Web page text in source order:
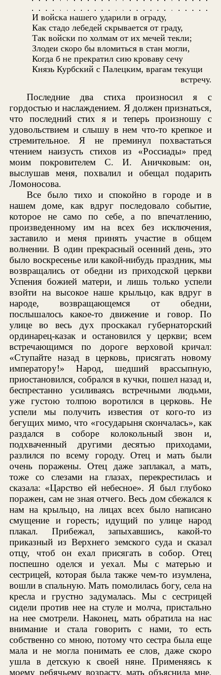
И войска нашего ударили в ограду,
Как стадо лебедей скрывается от граду,
Так войски по холмам от их мечей текли;
Злодеи скоро бы вломиться в стан могли,
Когда б не прекратил сию кроваву сечу
Князь Курбский с Палецким, врагам текущи
встречу.
Последние два стиха произносил я с
гордостью и наслаждением. Я должен признаться,
что последний стих я и теперь произношу с
удовольствием и слышу в нем что-то крепкое и
стремительное. Я не преминул похвастаться
чтением наизусть стихов из «Россиады» пред
моим покровителем С. И. Аничковым: он,
выслушав меня, похвалил и обещал подарить
Ломоносова.
Все было тихо и спокойно в городе и в
нашем доме, как вдруг последовало событие,
которое не само по себе, а по впечатлению,
произведенному им на всех без исключения,
заставило и меня принять участие в общем
волнении. В один прекрасный осенний день, это
было воскресенье или какой-нибудь праздник, мы
возвращались от обедни из приходской церкви
Успения божией матери, и лишь только успели
взойти на высокое наше крыльцо, как вдруг в
народе, возвращающемся от обедни,
послышалось какое-то движение и говор. По
улице во весь дух проскакал губернаторский
ординарец-казак и остановился у церкви; всем
встречающимся по дороге верховой кричал:
«Ступайте назад в церковь, присягать новому
императору!» Народ, шедший врассыпную,
приостановился, собрался в кучки, пошел назад и,
беспрестанно усиливаясь встречными людьми,
уже густою толпою воротился в церковь. Не
успели мы получить известия от кого-то из
бегущих мимо, что «государыня скончалась», как
раздался в соборе колокольный звон и,
подхваченный другими десятью приходами,
разлился по всему городу. Отец и мать были
очень поражены. Отец даже заплакал, а мать,
тоже со слезами на глазах, перекрестилась и
сказала: «Царство ей небесное». Я был глубоко
поражен, сам не зная отчего. Весь дом сбежался к
нам на крыльцо, на лицах всех было написано
смущение и горесть; идущий по улице народ
плакал. Прибежал, запыхавшись, какой-то
приказный из Верхнего земского суда и сказал
отцу, чтоб он ехал присягать в собор. Отец
поспешно оделся и уехал. Мы с матерью и
сестрицей, которая была также чем-то изумлена,
вошли в спальную. Мать помолилась богу, села на
кресла и грустно задумалась. Мы с сестрицей
сидели против нее на стуле и молча, пристально
на нее смотрели. Наконец, мать обратила на нас
внимание и стала говорить с нами, то есть
собственно со мною, потому что сестра была еще
мала и не могла понимать ее слов, даже скоро
ушла в детскую к своей няне. Применяясь к
моему ребячьему возрасту, мать объяснила мне,